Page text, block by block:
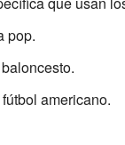
pop.
americano.